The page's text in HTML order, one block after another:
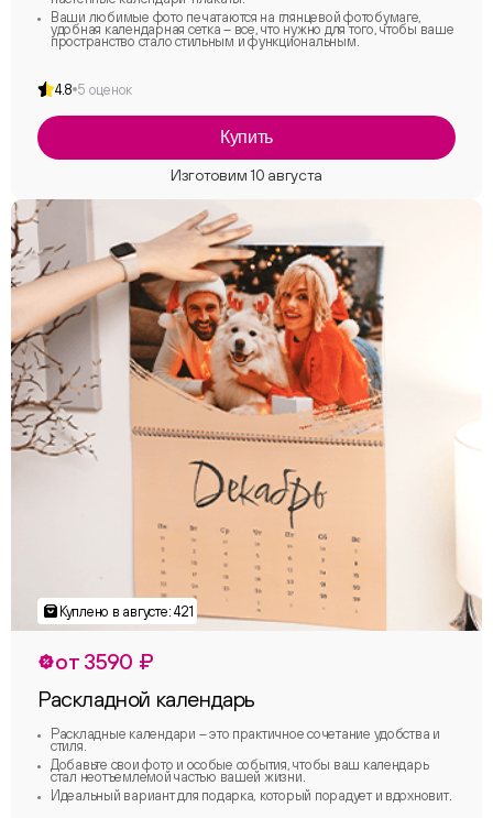
Ваши любимые фото печатаются на глянцевой фотобумаге,
удобная календарная сетка – все, что нужно для того, чтобы ваше
пространство стало стильным и функциональным.
4.8 5 оценок
Купить
от 3590 ₽
Раскладной календарь
Раскладные календари – это практичное сочетание удобства и
стиля.
Добавьте свои фото и особые события, чтобы ваш календарь
стал неотъемлемой частью вашей жизни.
Идеальный вариант для подарка, который порадует и вдохновит.